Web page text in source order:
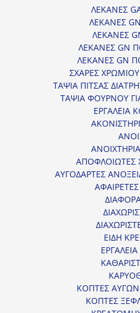
ΛΕΚΑΝΕΣ
ΛΕΚΑΝΕΣ
ΛΕΚΑΝΕΣ
ΛΕΚΑΝΕΣ GN
ΛΕΚΑΝΕΣ GN
ΣΧΑΡΕΣ
ΤΑΨΙΑ ΠΙΤΣΑΣ
ΤΑΨΙΑ ΦΟΥΡΝΟΥ
ΕΡΓΑΛΕΙΑ
ΑΠΟΦΛΟΙΩΤΕΣ
ΑΥΓΟΔΑΡΤΕΣ
ΕΙΔΗ
ΚΟΠΤΕΣ
ΚΟΠΤΕΣ